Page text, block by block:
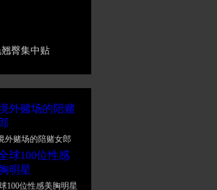
臀集中贴
外赌场的陪赌女郎
100位性感美胸明星